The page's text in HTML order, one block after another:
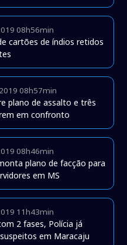
08h56min
cartões de índios retidos
08h57min
plano de assalto e três
em confronto
08h46min
plano de facção para
em MS
11h43min
2 fases, Polícia já
em Maracaju